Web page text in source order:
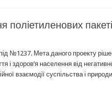
поліетиленових
№1237. Мета даного проекту
і здоров’я населення від
взаємодії суспільства і